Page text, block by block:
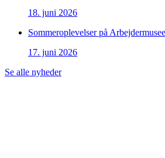
18. juni 2026
Sommeroplevelser på
17. juni 2026
Se alle nyheder